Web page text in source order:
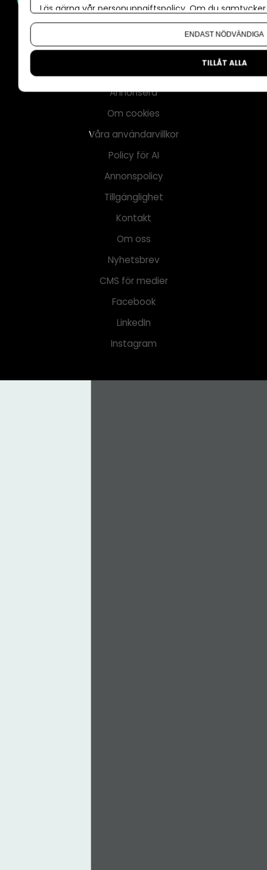
Annonsera
Om cookies
Våra användarvillkor
Policy för AI
Annonspolicy
Tillgänglighet
Kontakt
Om oss
Nyhetsbrev
CMS för medier
Facebook
LinkedIn
Instagram
Läs gärna vår personuppgiftspolicy. Om du
Om du vill ändra ditt val i efterhand hittar du den
ENDAST NÖDVÄNDIGA
TILLÅT ALLA